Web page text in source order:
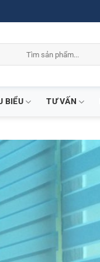
BIỂU TƯ VẤN